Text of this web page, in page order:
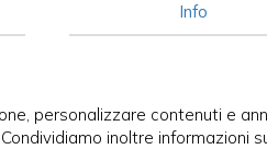
Info
personalizzare contenuti e
inoltre informazioni